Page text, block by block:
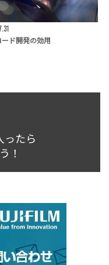
ード開発の効用
ったら
！